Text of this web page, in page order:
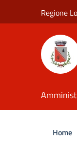
Regione
Home